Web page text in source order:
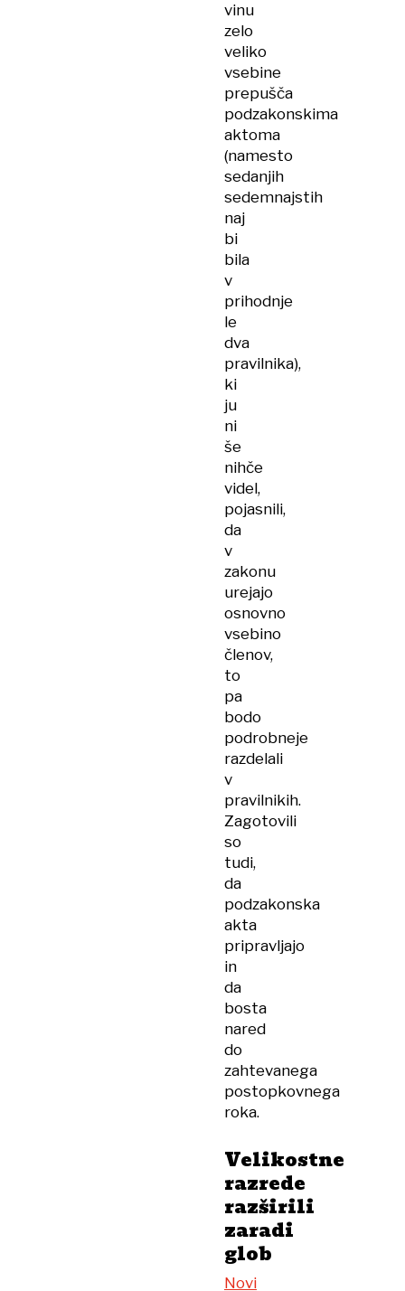
vinu
zelo
veliko
vsebine
prepušča
podzakonskima
aktoma
(namesto
sedanjih
sedemnajstih
naj
bi
bila
v
prihodnje
le
dva
pravilnika),
ki
ju
ni
še
nihče
videl,
pojasnili,
da
v
zakonu
urejajo
osnovno
vsebino
členov,
to
pa
bodo
podrobneje
razdelali
v
pravilnikih.
Zagotovili
so
tudi,
da
podzakonska
akta
pripravljajo
in
da
bosta
nared
do
zahtevanega
postopkovnega
roka.
Velikostne
razrede
razširili
zaradi
glob
Novi